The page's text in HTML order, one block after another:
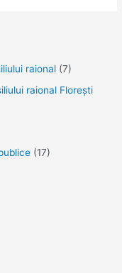
raional (7)
raional Florești
(17)